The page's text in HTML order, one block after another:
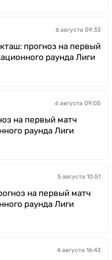
6 августа 09:33
прогноз на первый
раунда Лиги
6 августа 09:05
на первый матч
раунда Лиги
5 августа 10:51
на первый матч
раунда Лиги
4 августа 16:43